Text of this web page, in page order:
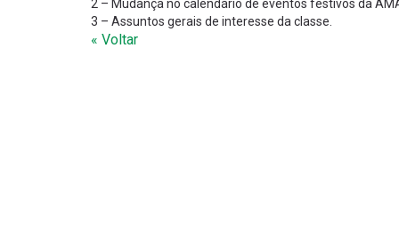
2 – Mudança no calendário de eventos festivos da
3 – Assuntos gerais de interesse da classe.
« Voltar